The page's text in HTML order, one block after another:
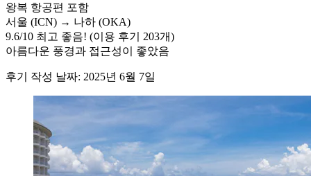
왕복 항공편 포함
서울 (ICN) → 나하 (OKA)
9.6/10 최고 좋음! (이용 후기 203개)
아름다운 풍경과 접근성이 좋았음
후기 작성 날짜: 2025년 6월 7일